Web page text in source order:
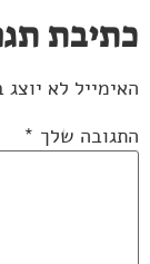
כתיבת
האימייל לא
התגובה שלך *